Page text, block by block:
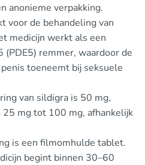
anonieme verpakking.
voor de behandeling van
medicijn werkt als een
remmer, waardoor de
toeneemt bij seksuele
van sildigra is 50 mg,
25 mg tot 100 mg, afhankelijk
is een filmomhulde tablet.
begint binnen 30–60